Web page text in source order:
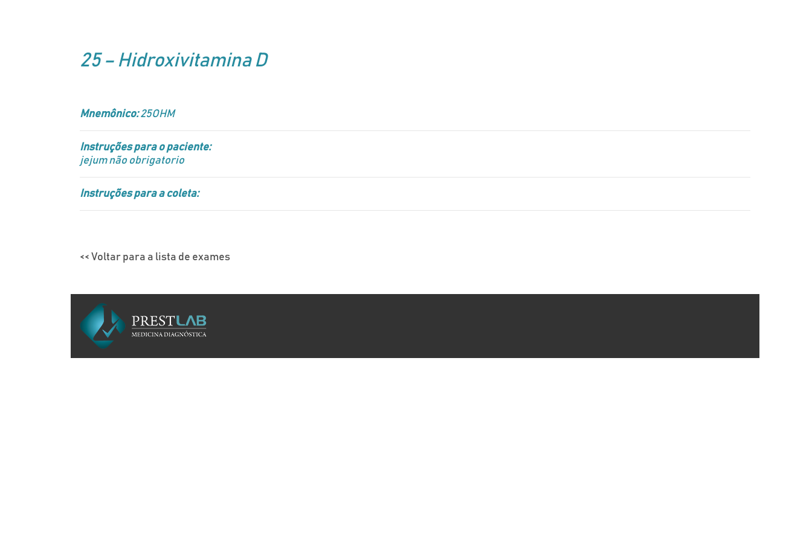
25 – Hidroxivitamina D
Mnemônico:25OHM
Instruções para o paciente:
jejum não obrigatorio
Instruções para a coleta:
<< Voltar para a lista de exames